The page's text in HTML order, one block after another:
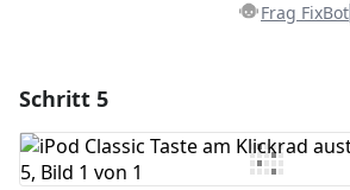
Frag FixBot
Kommentar hinzufügen
Schritt 5